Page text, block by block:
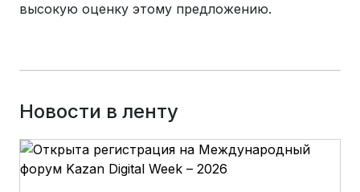
высокую оценку этому предложению.
Новости в ленту